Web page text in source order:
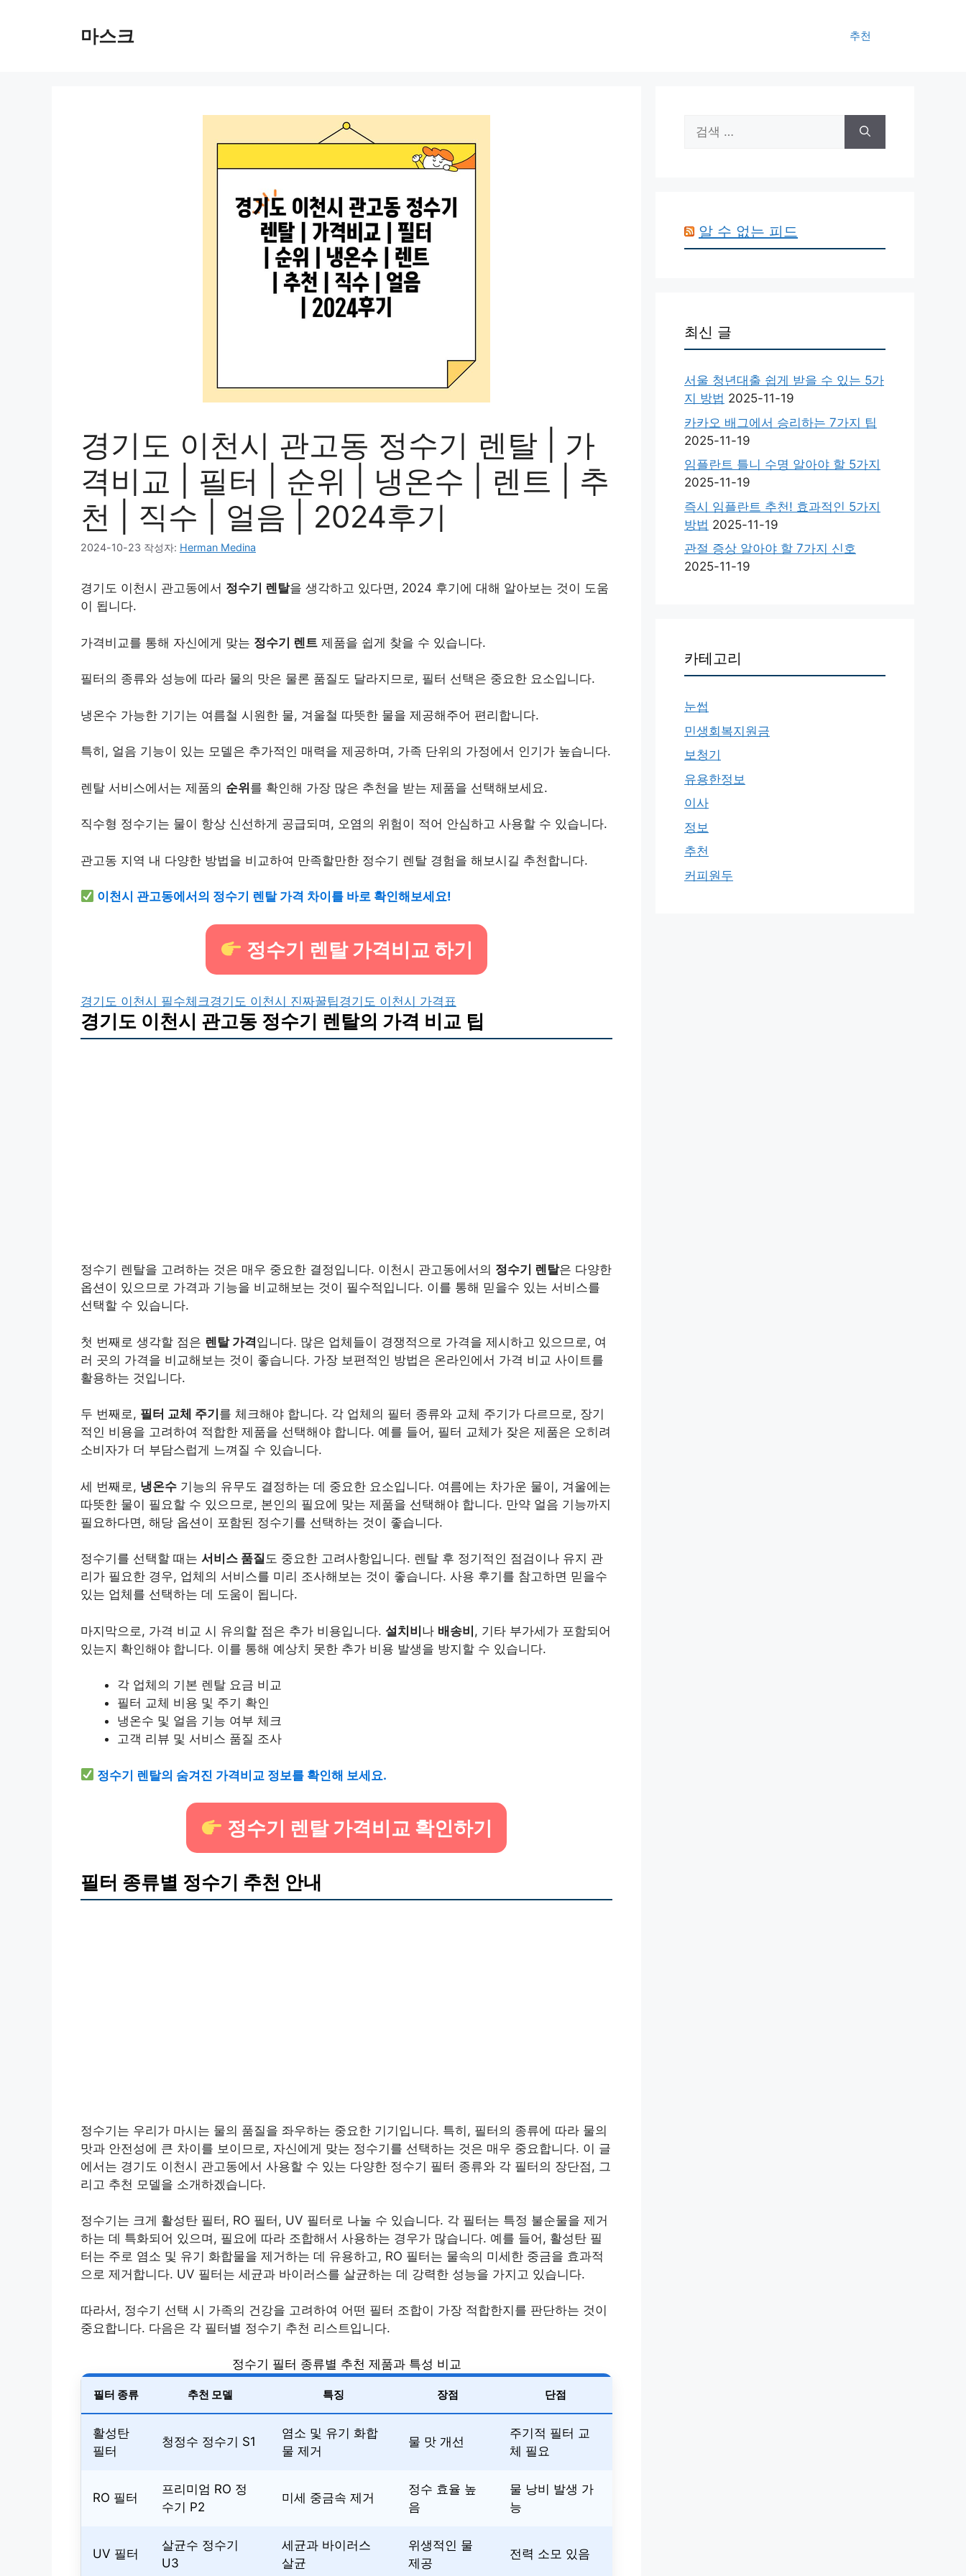
마스크 추천
경기도 이천시 관고동 정수기 렌탈 | 가
격비교 | 필터 | 순위 | 냉온수 | 렌트 | 추
천 | 직수 | 얼음 | 2024후기
2024-10-23 작성자: Herman Medina
경기도 이천시 관고동에서 정수기 렌탈을 생각하고 있다면, 2024 후기에 대해 알아보는 것이 도움
이 됩니다.
가격비교를 통해 자신에게 맞는 정수기 렌트 제품을 쉽게 찾을 수 있습니다.
필터의 종류와 성능에 따라 물의 맛은 물론 품질도 달라지므로, 필터 선택은 중요한 요소입니다.
냉온수 가능한 기기는 여름철 시원한 물, 겨울철 따뜻한 물을 제공해주어 편리합니다.
특히, 얼음 기능이 있는 모델은 추가적인 매력을 제공하며, 가족 단위의 가정에서 인기가 높습니다.
렌탈 서비스에서는 제품의 순위를 확인해 가장 많은 추천을 받는 제품을 선택해보세요.
직수형 정수기는 물이 항상 신선하게 공급되며, 오염의 위험이 적어 안심하고 사용할 수 있습니다.
관고동 지역 내 다양한 방법을 비교하여 만족할만한 정수기 렌탈 경험을 해보시길 추천합니다.
이천시 관고동에서의 정수기 렌탈 가격 차이를 바로 확인해보세요!
정수기 렌탈 가격비교 하기
경기도 이천시 필수체크경기도 이천시 진짜꿀팁경기도 이천시 가격표
경기도 이천시 관고동 정수기 렌탈의 가격 비교 팁
정수기 렌탈을 고려하는 것은 매우 중요한 결정입니다. 이천시 관고동에서의 정수기 렌탈은 다양한
옵션이 있으므로 가격과 기능을 비교해보는 것이 필수적입니다. 이를 통해 믿을수 있는 서비스를
선택할 수 있습니다.
첫 번째로 생각할 점은 렌탈 가격입니다. 많은 업체들이 경쟁적으로 가격을 제시하고 있으므로, 여
러 곳의 가격을 비교해보는 것이 좋습니다. 가장 보편적인 방법은 온라인에서 가격 비교 사이트를
활용하는 것입니다.
두 번째로, 필터 교체 주기 를 체크해야 합니다. 각 업체의 필터 종류와 교체 주기가 다르므로, 장기
적인 비용을 고려하여 적합한 제품을 선택해야 합니다. 예를 들어, 필터 교체가 잦은 제품은 오히려
소비자가 더 부담스럽게 느껴질 수 있습니다.
세 번째로, 냉온수 기능의 유무도 결정하는 데 중요한 요소입니다. 여름에는 차가운 물이, 겨울에는
따뜻한 물이 필요할 수 있으므로, 본인의 필요에 맞는 제품을 선택해야 합니다. 만약 얼음 기능까지
필요하다면, 해당 옵션이 포함된 정수기를 선택하는 것이 좋습니다.
정수기를 선택할 때는 서비스 품질도 중요한 고려사항입니다. 렌탈 후 정기적인 점검이나 유지 관
리가 필요한 경우, 업체의 서비스를 미리 조사해보는 것이 좋습니다. 사용 후기를 참고하면 믿을수
있는 업체를 선택하는 데 도움이 됩니다.
마지막으로, 가격 비교 시 유의할 점은 추가 비용입니다. 설치비나 배송비, 기타 부가세가 포함되어
있는지 확인해야 합니다. 이를 통해 예상치 못한 추가 비용 발생을 방지할 수 있습니다.
각 업체의 기본 렌탈 요금 비교
필터 교체 비용 및 주기 확인
냉온수 및 얼음 기능 여부 체크
고객 리뷰 및 서비스 품질 조사
정수기 렌탈의 숨겨진 가격비교 정보를 확인해 보세요.
정수기 렌탈 가격비교 확인하기
필터 종류별 정수기 추천 안내
정수기는 우리가 마시는 물의 품질을 좌우하는 중요한 기기입니다. 특히, 필터의 종류에 따라 물의
맛과 안전성에 큰 차이를 보이므로, 자신에게 맞는 정수기를 선택하는 것은 매우 중요합니다. 이 글
에서는 경기도 이천시 관고동에서 사용할 수 있는 다양한 정수기 필터 종류와 각 필터의 장단점, 그
리고 추천 모델을 소개하겠습니다.
정수기는 크게 활성탄 필터, RO 필터, UV 필터로 나눌 수 있습니다. 각 필터는 특정 불순물을 제거
하는 데 특화되어 있으며, 필요에 따라 조합해서 사용하는 경우가 많습니다. 예를 들어, 활성탄 필
터는 주로 염소 및 유기 화합물을 제거하는 데 유용하고, RO 필터는 물속의 미세한 중금을 효과적
으로 제거합니다. UV 필터는 세균과 바이러스를 살균하는 데 강력한 성능을 가지고 있습니다.
따라서, 정수기 선택 시 가족의 건강을 고려하여 어떤 필터 조합이 가장 적합한지를 판단하는 것이
중요합니다. 다음은 각 필터별 정수기 추천 리스트입니다.
정수기 필터 종류별 추천 제품과 특성 비교
필터 종류 추천 모델 특징 장점 단점
활성탄
필터
청정수 정수기 S1
염소 및 유기 화합
물 제거
물 맛 개선
주기적 필터 교
체 필요
RO 필터
프리미엄 RO 정
수기 P2
미세 중금속 제거
정수 효율 높
음
물 낭비 발생 가
능
UV 필터
살균수 정수기
U3
세균과 바이러스
살균
위생적인 물
제공
전력 소모 있음
색:
알 수 없는 피드
최신 글
서울 청년대출 쉽게 받을 수 있는 5가
지 방법 2025-11-19
카카오 배그에서 승리하는 7가지 팁
2025-11-19
임플란트 틀니 수명 알아야 할 5가지
2025-11-19
즉시 임플란트 추천! 효과적인 5가지
방법 2025-11-19
관절 증상 알아야 할 7가지 신호
2025-11-19
카테고리
눈썹
민생회복지원금
보청기
유용한정보
이사
정보
추천
커피원두